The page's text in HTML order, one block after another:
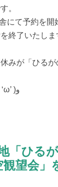
。
にて予約を開
終了いたしま
みが「ひるが
今日も元気に遊ぼっか٩( ‘ω’ )و
「ひるが
望会」